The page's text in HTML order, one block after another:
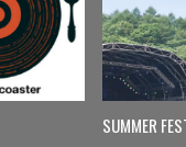
SUMMER